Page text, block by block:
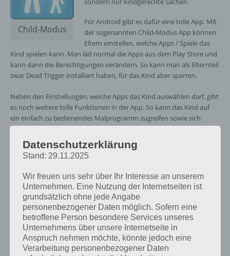
Child-Modus
Für Android gibt es dafür eine tolle App. Mit
der sogenannten Child-Modus App können
Eltern einstellen, welche Apps / Spiele das
Kind spielen kann. Man läd normal die Apps aus dem Play Store und
kann dann die Berechtigungen verändern. So kann man als Elternteil
zwar Dead Trigger installiert haben, für das Kind aber sperren.
Neben den Einstellungen, welche Apps das Kind auswählen darf, gibt
es noch weitere tolle Funktionen in der App. So kann das Kind auf
ein einfach zu bedienendes Malprogramm zugreifen sowie sich
Bücher anhören, wobei man als Eltern auch selber die Geschichte
aufsprechen kann.
Hand gibt, einfach die Child-Modus App starten, wodurch keine
Anrufe getätigt werden können oder Apps, die lieber nicht gestartet
werden sollten, deaktiviert werden. Die App ist kostenlos, wenn man
auf die Premium Funktionen verzichtet. Da diese aber nicht
notwendig sind, für uns einen Daumen hoch, wer sein Smartphone
bzw. Tablet seinem Kind ab und zu zum Spielen geben will.
Datenschutzerklärung
Stand: 29.11.2025
Wir freuen uns sehr über Ihr Interesse an unserem
Unternehmen. Eine Nutzung der Internetseiten ist
grundsätzlich ohne jede Angabe
personenbezogener Daten möglich. Sofern eine
betroffene Person besondere Services unseres
Unternehmens über unsere Internetseite in
Anspruch nehmen möchte, könnte jedoch eine
Verarbeitung personenbezogener Daten